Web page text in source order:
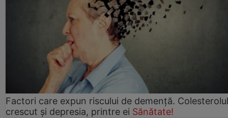
Factori care expun riscului de demență. Colesterolul
crescut şi depresia, printre ei Sănătate!